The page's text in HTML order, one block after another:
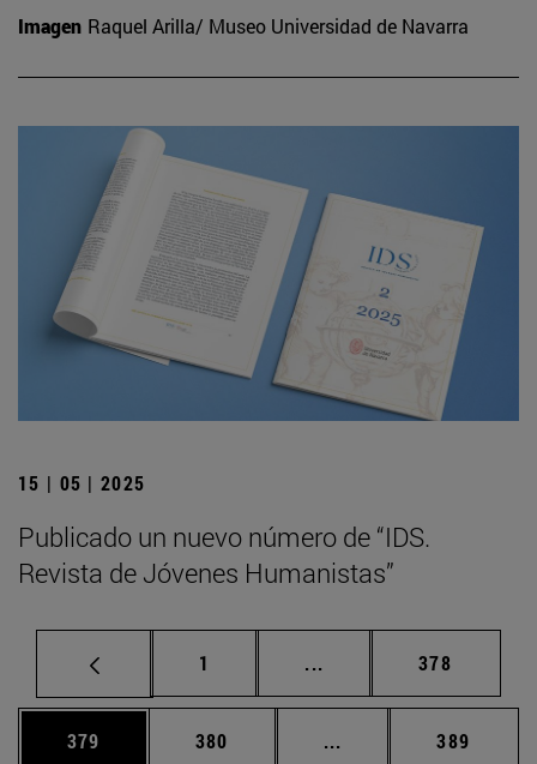
Imagen Raquel Arilla/ Museo Universidad de Navarra
15 | 05 | 2025
Publicado un nuevo número de “IDS.
Revista de Jóvenes Humanistas”
Página
1 ... Páginas intermedias
Página
378
Página
379 Página
380 ... Páginas intermedias
Página
389